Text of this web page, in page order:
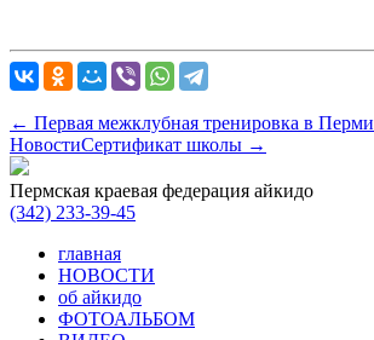
← Первая межклубная тренировка в Перми
НовостиСертификат школы →
Пермская краевая федерация айкидо
(342) 233-39-45
главная
НОВОСТИ
об айкидо
ФОТОАЛЬБОМ